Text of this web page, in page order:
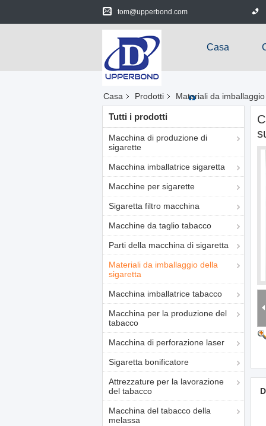
tom@upperbond.com
Casa
Casa Prodotti Materiali da
Tutti i prodotti
Macchina di produzione di
sigarette
Macchina imballatrice sigaretta
Macchine per sigarette
Sigaretta filtro macchina
Macchine da taglio tabacco
Parti della macchina di sigaretta
Materiali da imballaggio della
sigaretta
Macchina imballatrice tabacco
Macchina per la produzione del
tabacco
Macchina di perforazione laser
Sigaretta bonificatore
Attrezzature per la lavorazione
del tabacco
Macchina del tabacco della
melassa